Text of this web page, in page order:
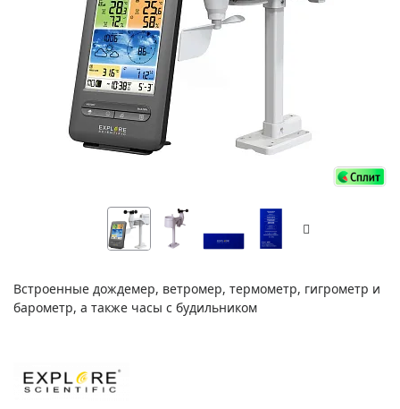
Встроенные дождемер, ветромер, термометр, гигрометр и
барометр, а также часы с будильником